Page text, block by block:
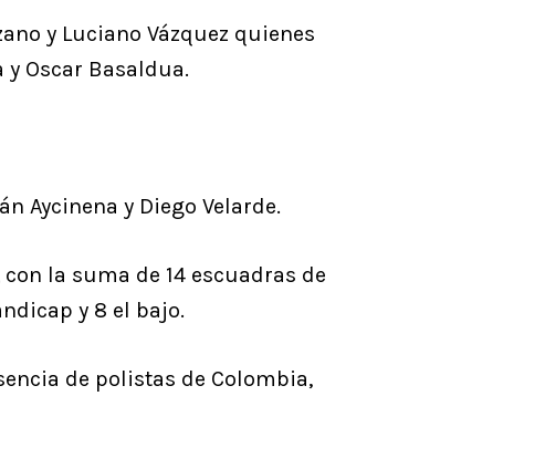
y Luciano Vázquez quienes
y Oscar Basaldua.
Aycinena y Diego Velarde.
la suma de 14 escuadras de
y 8 el bajo.
de polistas de Colombia,